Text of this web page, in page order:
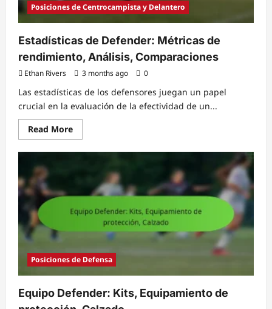
Posiciones de Centrocampista y Delantero
Estadísticas de Defender: Métricas de
rendimiento, Análisis, Comparaciones
Ethan Rivers 3 months ago 0
Las estadísticas de los defensores juegan un papel
crucial en la evaluación de la efectividad de un...
Read MoreRead
more
Estadísticas
Defender:
Métricas
rendimiento,
Comparaciones
Posiciones de Defensa
Equipo Defender: Kits, Equipamiento de